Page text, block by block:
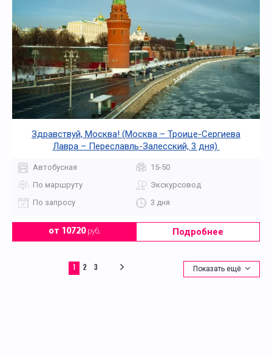
Здравствуй, Москва! (Москва – Троице-Сергиева
Лавра – Переславль-Залесский, 3 дня)
Автобусная
15-50
По маршруту
Экскурсовод
По запросу
3 дня
от 10720руб. Подробнее
1 2 3 Показать ещё